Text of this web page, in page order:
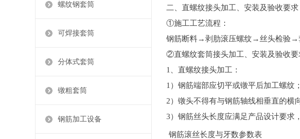
螺纹钢套筒
可焊接套筒
分体式套筒
镦粗套筒
钢筋加工设备
二、直螺纹接头加工、安装及验收要求
①施工工艺流程：
钢筋断料→剥肋滚压螺纹→丝头检验
②直螺纹套筒接头加工、安装及验收要
1、直螺纹接头加工：
1）钢筋端部应切平或镦平后加工螺纹；
2）镦头不得有与钢筋轴线相垂直的横
3）钢筋丝头长度应满足产品设计要求
钢筋滚丝长度与牙数参数表